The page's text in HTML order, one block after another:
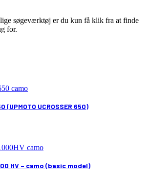
søgeværktøj er du kun få klik fra at finde
for.
UCROSSER 650)
HV – camo (basic model)